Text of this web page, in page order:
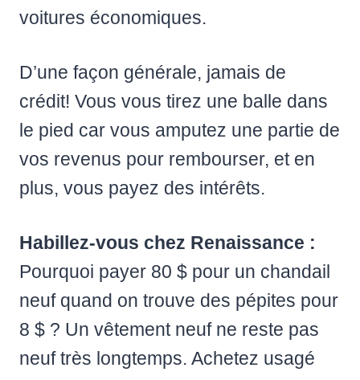
voitures économiques.
D’une façon générale, jamais de
crédit! Vous vous tirez une balle dans
le pied car vous amputez une partie de
vos revenus pour rembourser, et en
plus, vous payez des intérêts.
Habillez-vous chez Renaissance :
Pourquoi payer 80 $ pour un chandail
neuf quand on trouve des pépites pour
8 $ ? Un vêtement neuf ne reste pas
neuf très longtemps. Achetez usagé